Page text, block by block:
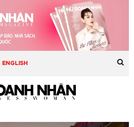
| ENGLISH